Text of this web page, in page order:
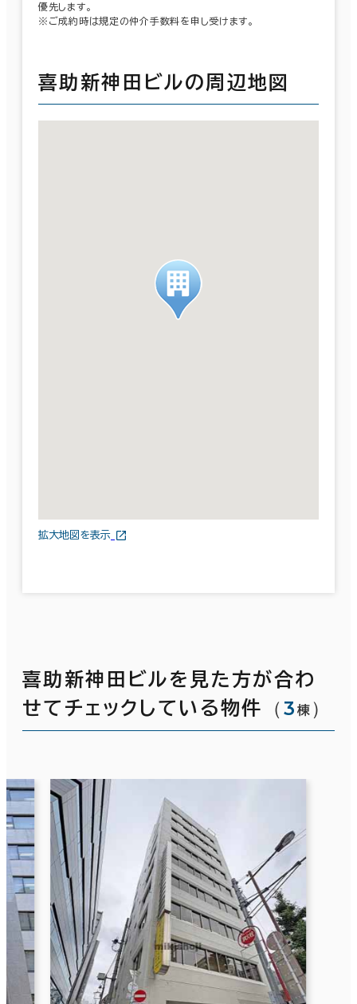
優先します。
※ご成約時は規定の仲介手数料を申し受けます。
喜助新神田ビルの周辺地図
拡大地図を表示
喜助新神田ビルを見た方が合わ
せてチェックしている物件
（3 棟 ）